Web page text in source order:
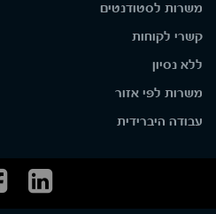
משרות לסטודנטים
קשרי לקוחות
ללא נסיון
משרות לפי אזור
עבודה היברידית